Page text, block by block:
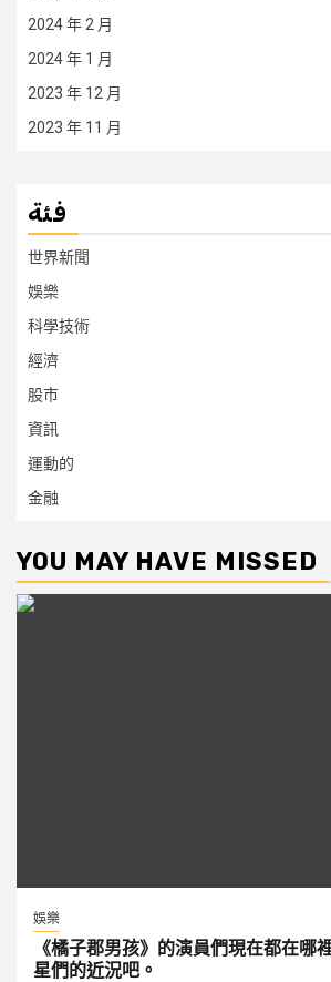
2024 年 2 月
2024 年 1 月
2023 年 12 月
2023 年 11 月
فئة
世界新聞
娛樂
科學技術
經濟
股市
資訊
運動的
金融
YOU MAY HAVE MISSED
娛樂
《橘子郡男孩》的演員們現在都在哪
星們的近況吧。